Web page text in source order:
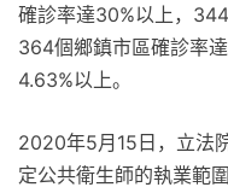
確診率達30%以上，
364個鄉鎮市區確診率
4.63%以上。
2020年5月15日，立法
定公共衛生師的執業範